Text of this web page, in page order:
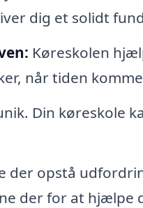
dig et solidt
Køreskolen
når tiden
Din køreskole
der opstå
der for at hjælpe